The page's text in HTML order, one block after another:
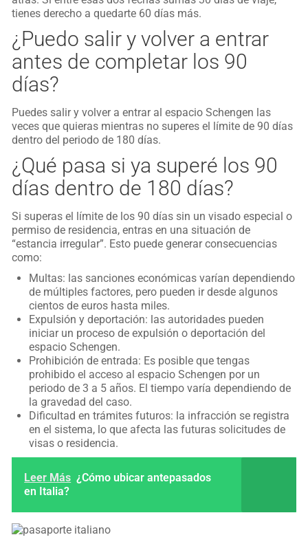
tienes derecho a quedarte 60 días más.
¿Puedo salir y volver a entrar
antes de completar los 90
días?
Puedes salir y volver a entrar al espacio Schengen las
veces que quieras mientras no superes el límite de 90 días
dentro del periodo de 180 días.
¿Qué pasa si ya superé los 90
días dentro de 180 días?
Si superas el límite de los 90 días sin un visado especial o
permiso de residencia, entras en una situación de
“estancia irregular”. Esto puede generar consecuencias
como:
Multas: las sanciones económicas varían dependiendo
de múltiples factores, pero pueden ir desde algunos
cientos de euros hasta miles.
Expulsión y deportación: las autoridades pueden
iniciar un proceso de expulsión o deportación del
espacio Schengen.
Prohibición de entrada: Es posible que tengas
prohibido el acceso al espacio Schengen por un
periodo de 3 a 5 años. El tiempo varía dependiendo de
la gravedad del caso.
Dificultad en trámites futuros: la infracción se registra
en el sistema, lo que afecta las futuras solicitudes de
visas o residencia.
Leer Más ¿Cómo ubicar antepasados
en Italia?